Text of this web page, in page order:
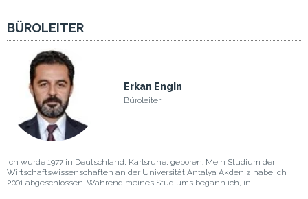
BÜROLEITER
Erkan Engin
Büroleiter
Ich wurde 1977 in Deutschland, Karlsruhe, geboren. Mein Studium der
Wirtschaftswissenschaften an der Universität Antalya Akdeniz habe ich
2001 abgeschlossen. Während meines Studiums begann ich, in ...